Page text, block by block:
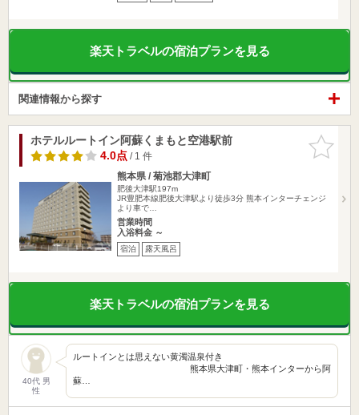
楽天トラベルの宿泊プランを見る
関連情報から探す
お気に入
りに追加
ホテルルートイン阿蘇くまもと空港駅前
4.0点/ 1 件
熊本県 / 菊池郡大津町
肥後大津駅197m
JR豊肥本線肥後大津駅より徒歩3分 熊本インターチェンジ
より車で…
営業時間
入浴料金 ～
宿泊 露天風呂
楽天トラベルの宿泊プランを見る
40代 男
性
ルートインとは思えない黄濁温泉付き
熊本県大津町・熊本インターから阿
蘇…